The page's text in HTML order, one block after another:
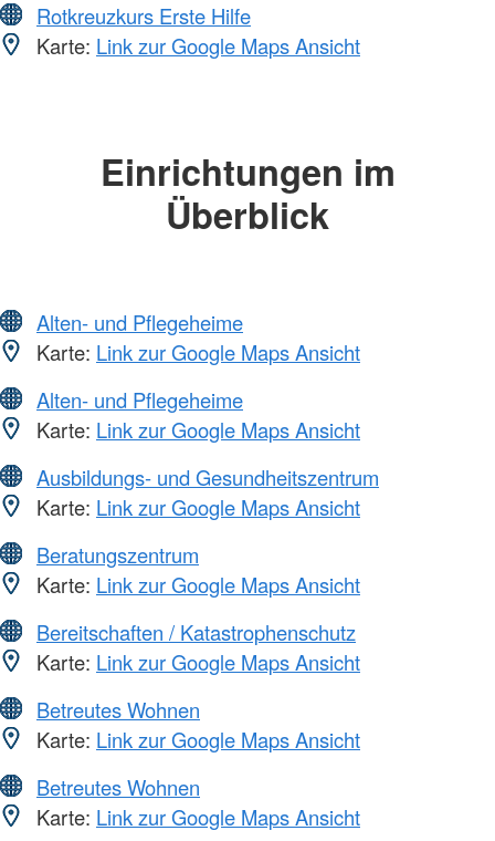
Rotkreuzkurs Erste Hilfe
Karte: Link zur Google Maps Ansicht
Einrichtungen im
Überblick
Alten- und Pflegeheime
Karte: Link zur Google Maps Ansicht
Alten- und Pflegeheime
Karte: Link zur Google Maps Ansicht
Ausbildungs- und Gesundheitszentrum
Karte: Link zur Google Maps Ansicht
Beratungszentrum
Karte: Link zur Google Maps Ansicht
Bereitschaften / Katastrophenschutz
Karte: Link zur Google Maps Ansicht
Betreutes Wohnen
Karte: Link zur Google Maps Ansicht
Betreutes Wohnen
Karte: Link zur Google Maps Ansicht